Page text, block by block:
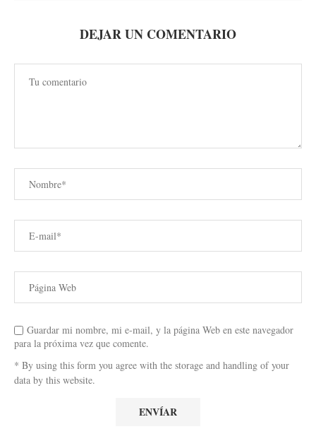
DEJAR UN COMENTARIO
Guardar mi nombre, mi e-mail, y la página Web en este navegador
para la próxima vez que comente.
* By using this form you agree with the storage and handling of your
data by this website.